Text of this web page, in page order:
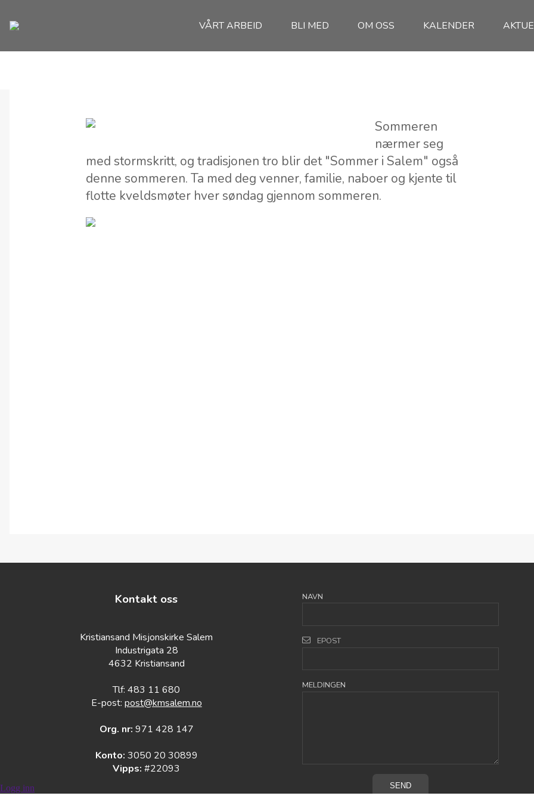
VÅRT ARBEID BLI MED OM OSS KALENDER
Sommeren
nærmer seg
med stormskritt, og tradisjonen tro blir det "Sommer i Salem" også
denne sommeren. Ta med deg venner, familie, naboer og kjente til
flotte kveldsmøter hver søndag gjennom sommeren.
Kontakt oss
Kristiansand Misjonskirke Salem
Industrigata 28
4632 Kristiansand
Tlf: 483 11 680
E-post: post@kmsalem.no
Org. nr: 971 428 147
Konto: 3050 20 30899
Vipps: #22093
NAVN
EPOST
MELDINGEN
Logg inn